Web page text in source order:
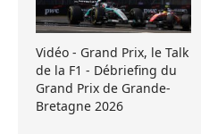
Vidéo - Grand Prix, le Talk
de la F1 - Débriefing du
Grand Prix de Grande-
Bretagne 2026